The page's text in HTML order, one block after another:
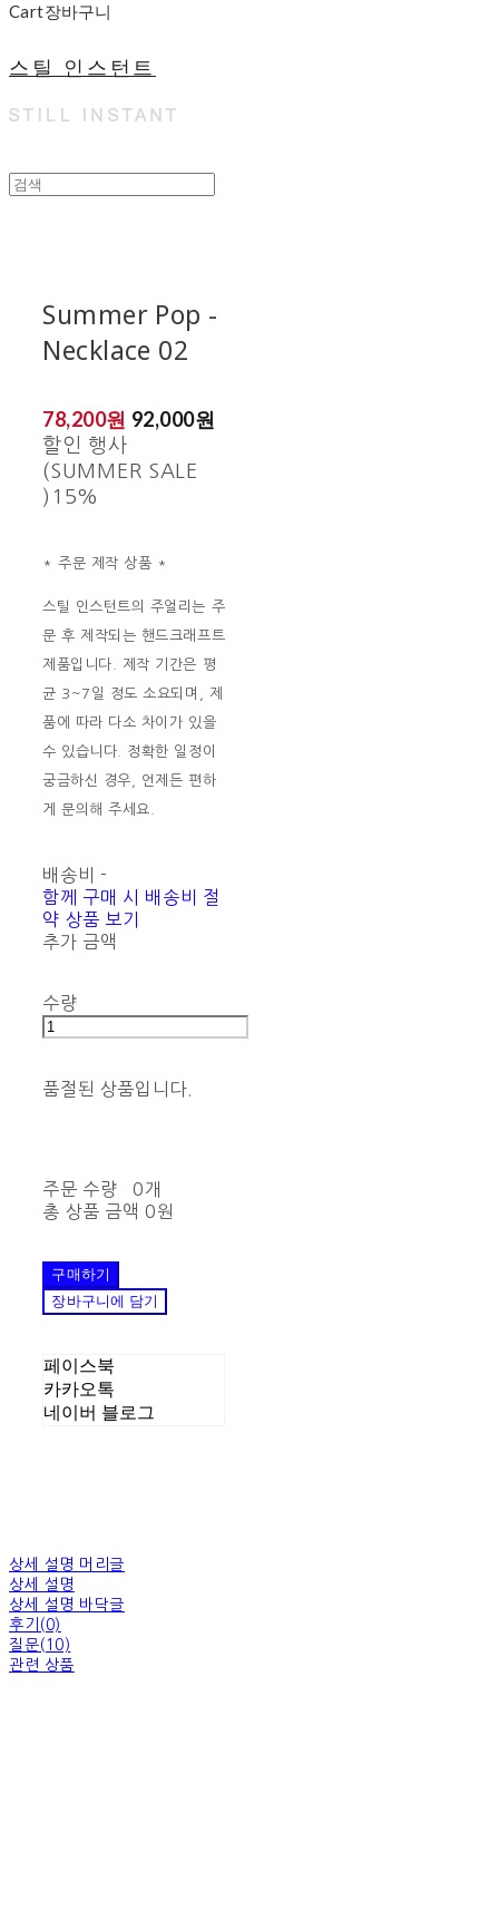
Cart장바구니
스틸 인스턴트
Summer Pop -
Necklace 02
78,200원 92,000원
할인 행사
(SUMMER SALE
) 15%
* 주문 제작 상품 *
스틸 인스턴트의 주얼리는 주
문 후 제작되는 핸드크래프트
제품입니다. 제작 기간은 평
균 3~7일 정도 소요되며, 제
품에 따라 다소 차이가 있을
수 있습니다. 정확한 일정이
궁금하신 경우, 언제든 편하
게 문의해 주세요.
배송비 -
함께 구매 시 배송비 절
약 상품 보기
추가 금액
수량
품절된 상품입니다.
주문 수량
0개
총 상품 금액 0원
구매하기
장바구니에 담기
페이스북
카카오톡
네이버 블로그
상세 설명 머리글
상세 설명
상세 설명 바닥글
후기(0)
질문(10)
관련 상품